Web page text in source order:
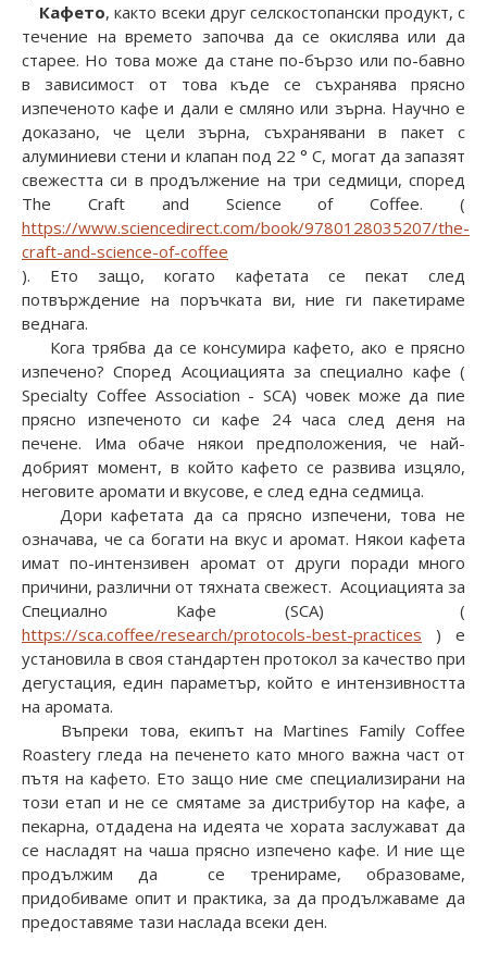
Кафето, както всеки друг селскостопански продукт, с
течение на времето започва да се окислява или да
старее. Но това може да стане по-бързо или по-бавно
в зависимост от това къде се съхранява прясно
изпеченото кафе и дали е смляно или зърна. Научно е
доказано, че цели зърна, съхранявани в пакет с
алуминиеви стени и клапан под 22 ° C, могат да запазят
свежестта си в продължение на три седмици, според
The Craft and Science of Coffee. (
https://www.sciencedirect.com/book/9780128035207/the-
craft-and-science-of-coffee
). Ето защо, когато кафетата се пекат след
потвърждение на поръчката ви, ние ги пакетираме
веднага.
Кога трябва да се консумира кафето, ако е прясно
изпечено? Според Асоциацията за специално кафе (
Specialty Coffee Association - SCA) човек може да пие
прясно изпеченото си кафе 24 часа след деня на
печене. Има обаче някои предположения, че най-
добрият момент, в който кафето се развива изцяло,
неговите аромати и вкусове, е след една седмица.
Дори кафетата да са прясно изпечени, това не
означава, че са богати на вкус и аромат. Някои кафета
имат по-интензивен аромат от други поради много
причини, различни от тяхната свежест. Асоциацията за
Специално Кафе (SCA) (
https://sca.coffee/research/protocols-best-practices ) е
установила в своя стандартен протокол за качество при
дегустация, един параметър, който е интензивността
на аромата.
Въпреки това, екипът на Martines Family Coffee
Roastery гледа на печенето като много важна част от
пътя на кафето. Ето защо ние сме специализирани на
този етап и не се смятаме за дистрибутор на кафе, а
пекарна, отдадена на идеята че хората заслужават да
се насладят на чаша прясно изпечено кафе. И ние ще
продължим да се тренираме, образоваме,
придобиваме опит и практика, за да продължаваме да
предоставяме тази наслада всеки ден.